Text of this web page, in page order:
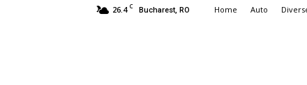
26.4 C Bucharest, RO Home Auto